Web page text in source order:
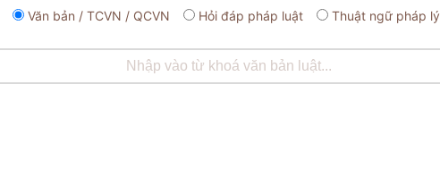
Văn bản / TCVN / QCVN Hỏi đáp pháp luật Thuật ngữ pháp lý